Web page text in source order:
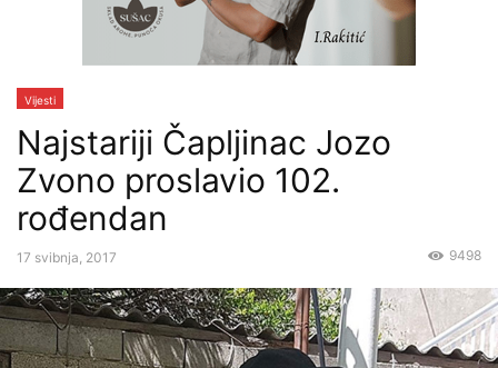
Vijesti
Najstariji Čapljinac Jozo
Zvono proslavio 102.
rođendan
17 svibnja, 2017 9498